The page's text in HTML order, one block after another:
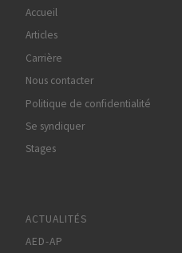
Accueil
Articles
Carrière
Nous contacter
Politique de confidentialité
Se syndiquer
Stages
ACTUALITÉS
AED-AP